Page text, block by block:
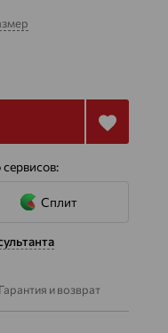
Сплит
Гарантия и возврат